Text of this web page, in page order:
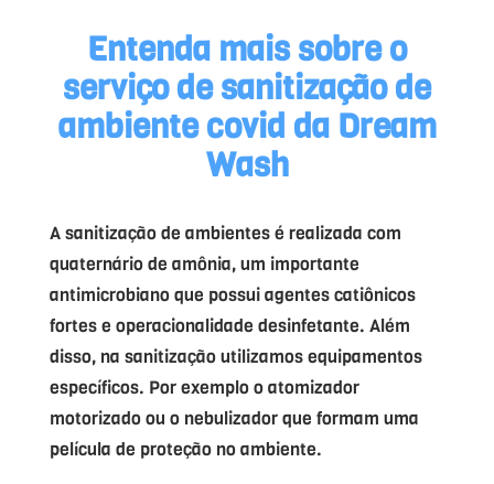
Entenda mais sobre o
serviço desanitização de
ambiente covid da Dream
Wash
A sanitização de ambientes é realizada com
quaternário de amônia, um importante
antimicrobiano que possui agentes catiônicos
fortes e operacionalidade desinfetante. Além
disso, na sanitização utilizamos equipamentos
específicos. Por exemplo o atomizador
motorizado ou o nebulizador que formam uma
película de proteção no ambiente.